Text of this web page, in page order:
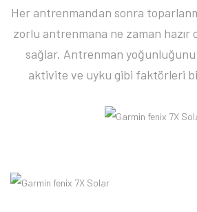
Her antrenmandan sonra
zorlu antrenmana ne zaman hazır
sağlar. Antrenman
aktivite ve uyku gibi faktörleri